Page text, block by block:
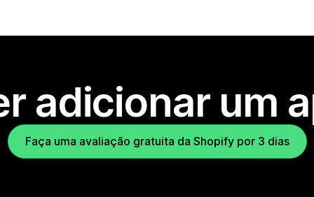
adicionar um
Faça uma avaliação gratuita da Shopify por 3 dias